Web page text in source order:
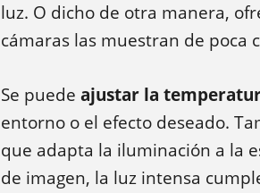
luz. O dicho de otra manera,
cámaras las muestran de poca
Se puedeajustar la
entorno o el efecto deseado.
que adapta la iluminación a la
de imagen, la luz intensa